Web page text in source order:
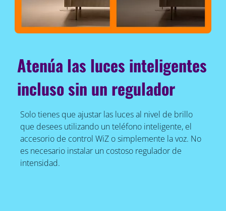
Atenúa las luces inteligentes
incluso sin un regulador
Solo tienes que ajustar las luces al nivel de brillo
que desees utilizando un teléfono inteligente, el
accesorio de control WiZ o simplemente la voz. No
es necesario instalar un costoso regulador de
intensidad.